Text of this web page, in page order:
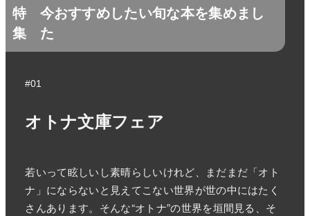
特
集
今おすすめしたい旬な本を集めまし
た
#01
オトナ文庫フェア
若いって眩しいし素晴らしいけれど、まだまだ「オト
ナ」にならないと見えてこない世界が世の中にはたく
さんあります。そんな“オトナ”の世界を垣間見る、そ